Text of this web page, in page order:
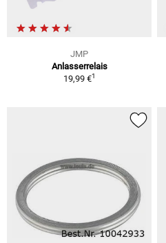
JMP
Anlasserrelais
19,99 €1